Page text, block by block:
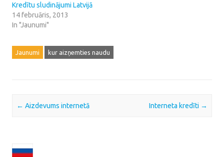
Kredītu sludinājumi Latvijā
14 februāris, 2013
In "Jaunumi"
Jaunumi kur aizņemties naudu
Post navigation
← Aizdevums internetā Interneta kredīti →